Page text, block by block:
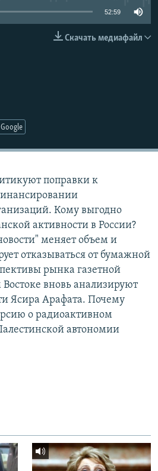
52:59
Скачать медиафайл
поправки к
Кому выгодно
активности в России?
меняет объем и
отказываться от бумажной
рынка газетной
вновь анализируют
Ясира Арафата. Почему
о радиоактивном
автономии